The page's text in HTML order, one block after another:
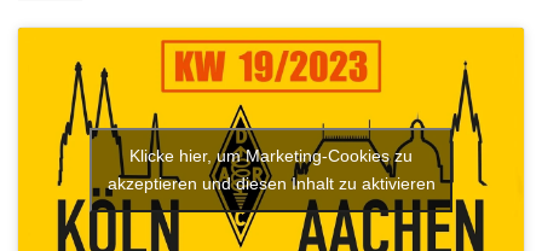
Klicke hier, um Marketing-Cookies zu
akzeptieren und diesen Inhalt zu aktivieren